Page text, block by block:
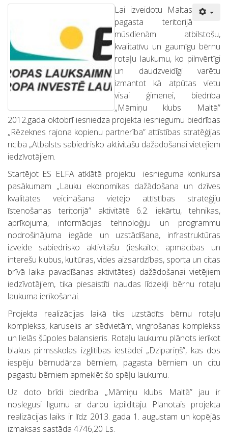
Lai izveidotu Maltas
pagasta teritorijā
mūsdienām atbilstošu,
kvalitatīvu un gaumīgu bērnu
rotaļu laukumu, ko pilnvērtīgi
un daudzveidīgi varētu
izmantot kā atpūtas vietu
visai ģimenei, biedrība
„Māmiņu klubs Maltā”
2012.gada oktobrī iesniedza projekta iesniegumu biedrības
„Rēzeknes rajona kopienu partnerība” attīstības stratēģijas
rīcībā „Atbalsts sabiedrisko aktivitāšu dažādošanai vietējiem
iedzīvotājiem.
Startējot ES ELFA atklātā projektu iesnieguma konkursa
pasākumam „Lauku ekonomikas dažādošana un dzīves
kvalitātes veicināšana vietējo attīstības stratēģiju
īstenošanas teritorijā” aktivitātē 6.2. iekārtu, tehnikas,
aprīkojuma, informācijas tehnoloģiju un programmu
nodrošinājuma iegāde un uzstādīšana, infrastruktūras
izveide sabiedrisko aktivitāšu (ieskaitot apmācības un
interešu klubus, kultūras, vides aizsardzības, sporta un citas
brīvā laika pavadīšanas aktivitātes) dažādošanai vietējiem
iedzīvotājiem, tika piesaistīti naudas līdzekļi bērnu rotaļu
laukuma ierīkošanai.
Projekta realizācijas laikā tiks uzstādīts bērnu rotaļu
komplekss, karuselis ar sēdvietām, vingrošanas komplekss
un lielās šūpoles balansieris. Rotaļu laukumu plānots ierīkot
blakus pirmsskolas izglītības iestādei „Dzīpariņš”, kas dos
iespēju bērnudārza bērniem, pagasta bērniem un citu
pagastu bērniem apmeklēt šo spēļu laukumu.
Uz doto brīdi biedrība „Māmiņu klubs Maltā” jau ir
noslēgusi līgumu ar darbu izpildītāju. Plānotais projekta
realizācijas laiks ir līdz 2013. gada 1. augustam un kopējās
izmaksas sastāda 4746,20 Ls.